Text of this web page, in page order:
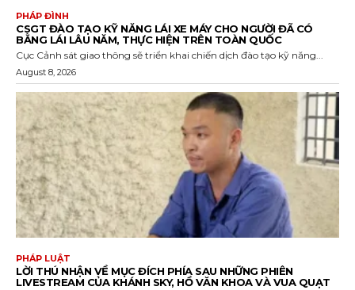
PHÁP ĐÌNH
CSGT ĐÀO TẠO KỸ NĂNG LÁI XE MÁY CHO NGƯỜI ĐÃ CÓ
BẰNG LÁI LÂU NĂM, THỰC HIỆN TRÊN TOÀN QUỐC
Cục Cảnh sát giao thông sẽ triển khai chiến dịch đào tạo kỹ năng...
August 8, 2026
PHÁP LUẬT
LỜI THÚ NHẬN VỀ MỤC ĐÍCH PHÍA SAU NHỮNG PHIÊN
LIVESTREAM CỦA KHÁNH SKY, HỒ VĂN KHOA VÀ VUA QUẠT